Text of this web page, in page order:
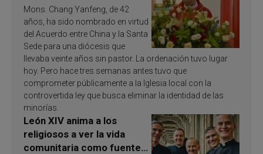
Mons. Chang Yanfeng, de 42
años, ha sido nombrado en virtud
del Acuerdo entre China y la Santa
Sede para una diócesis que
llevaba veinte años sin pastor. La ordenación tuvo lugar
hoy. Pero hace tres semanas antes tuvo que
comprometer públicamente a la Iglesia local con la
controvertida ley que busca eliminar la identidad de las
minorías.
León XIV anima a los
religiosos a ver la vida
comunitaria como fuente